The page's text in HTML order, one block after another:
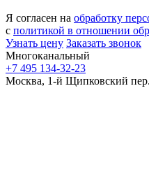
Я согласен на обработку
с политикой в отношении
Узнать цену Заказать звонок
Многоканальный
+7 495 134-32-23
Москва, 1-й Щипковский